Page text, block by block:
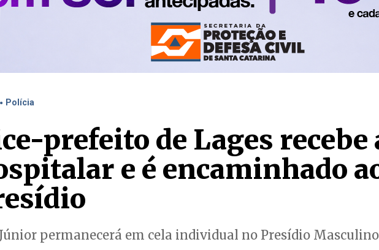
. Polícia
prefeito de Lages recebe
e é encaminhado
permanecerá em cela individual no Presídio